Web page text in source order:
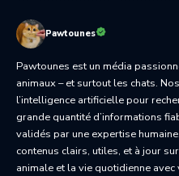
Pawtounes
Pawtounes est un média
animaux – et surtout les chats.
l’intelligence artificielle pour
grande quantité d’informations
validés par une expertise
contenus clairs, utiles, et à jour
animale et la vie quotidienne